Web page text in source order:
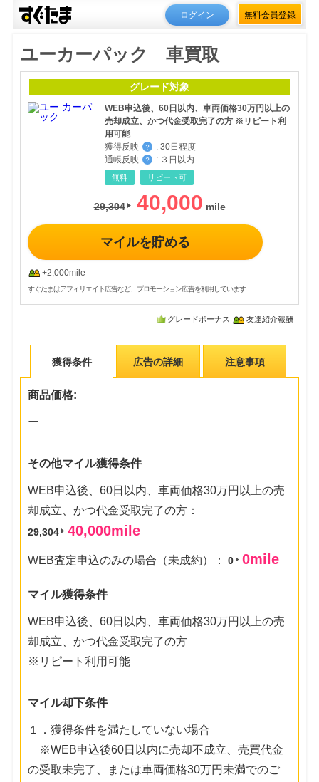
ログイン 無料会員登録
ユーカーパック 車買取
グレード対象
WEB申込後、60日以内、車両価格30万円以上の
売却成立、かつ代金受取完了の方 ※リピート利
用可能
獲得反映
？ : 30日程度
通帳反映
？ : ３日以内
無料 リピート可
29,304 40,000
マイルを貯める
+2,000mile
すぐたまはアフィリエイト広告など、プロモーション広告を利用しています
グレードボーナス 友達紹介報酬
獲得条件 広告の詳細 注意事項
商品価格:
ー
その他マイル獲得条件
WEB申込後、60日以内、車両価格30万円以上の売
却成立、かつ代金受取完了の方：
29,304 40,000mile
WEB査定申込のみの場合（未成約）：0 0mile
マイル獲得条件
WEB申込後、60日以内、車両価格30万円以上の売
却成立、かつ代金受取完了の方
※リピート利用可能
マイル却下条件
１．獲得条件を満たしていない場合
※WEB申込後60日以内に売却不成立、売買代金
の受取未完了、または車両価格30万円未満でのご